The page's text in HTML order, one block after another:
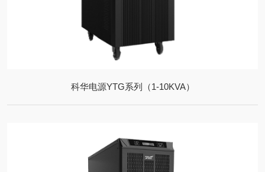
科华电源YTG系列（1-10KVA）